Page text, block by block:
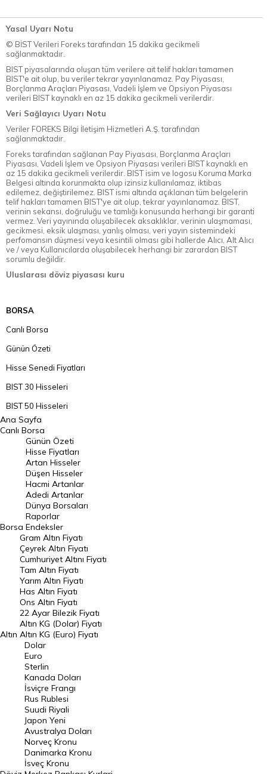
Yasal Uyarı Notu
© BİST Verileri Foreks tarafından 15 dakika gecikmeli
sağlanmaktadır.
BIST piyasalarında oluşan tüm verilere ait telif hakları tamamen
BIST'e ait olup, bu veriler tekrar yayınlanamaz. Pay Piyasası,
Borçlanma Araçları Piyasası, Vadeli İşlem ve Opsiyon Piyasası
verileri BIST kaynaklı en az 15 dakika gecikmeli verilerdir.
Veri Sağlayıcı Uyarı Notu
Veriler FOREKS Bilgi İletişim Hizmetleri A.Ş. tarafından
sağlanmaktadır.
Foreks tarafından sağlanan Pay Piyasası, Borçlanma Araçları
Piyasası, Vadeli İşlem ve Opsiyon Piyasası verileri BIST kaynaklı en
az 15 dakika gecikmeli verilerdir. BIST isim ve logosu Koruma Marka
Belgesi altında korunmakta olup izinsiz kullanılamaz, iktibas
edilemez, değiştirilemez. BIST ismi altında açıklanan tüm belgelerin
telif hakları tamamen BIST'ye ait olup, tekrar yayınlanamaz. BIST,
verinin sekansı, doğruluğu ve tamlığı konusunda herhangi bir garanti
vermez. Veri yayınında oluşabilecek aksaklıklar, verinin ulaşmaması,
gecikmesi, eksik ulaşması, yanlış olması, veri yayın sistemindeki
perfomansın düşmesi veya kesintili olması gibi hallerde Alıcı, Alt Alıcı
ve / veya Kullanıcılarda oluşabilecek herhangi bir zarardan BIST
sorumlu değildir.
Uluslarası döviz piyasası kuru
BORSA
Canlı Borsa
Günün Özeti
Hisse Senedi Fiyatları
BIST 30 Hisseleri
BIST 50 Hisseleri
BIST 100 Hisseleri
En Çok Artan Hisseler
En Çok Düşen Hisseler
Hacmi Artanlar
Geçmiş Kapanışlar
Dünya Borsaları
Raporlar
Endeksler
DÖVİZ
Döviz Kuru
Dolar Kuru
Euro Kuru
Pound Kuru
Frank Kuru
Riyal Kuru
Avustralya Doları
Danimarka Kronu Kuru
Kanada Doları Kuru
Ana Sayfa
Canlı Borsa
Borsa
Günün Özeti
Hisse Fiyatları
Artan Hisseler
Düşen Hisseler
Hacmi Artanlar
Adedi Artanlar
Dünya Borsaları
Raporlar
Endeksler
Altın
Gram Altın Fiyatı
Çeyrek Altın Fiyatı
Cumhuriyet Altını Fiyatı
Tam Altın Fiyatı
Yarım Altın Fiyatı
Has Altın Fiyatı
Ons Altın Fiyatı
22 Ayar Bilezik Fiyatı
Altın KG (Dolar) Fiyatı
Altın KG (Euro) Fiyatı
Dolar
Euro
Sterlin
Kanada Doları
İsviçre Frangı
Rus Rublesi
Suudi Riyali
Japon Yeni
Avustralya Doları
Norveç Kronu
Danimarka Kronu
İsveç Kronu